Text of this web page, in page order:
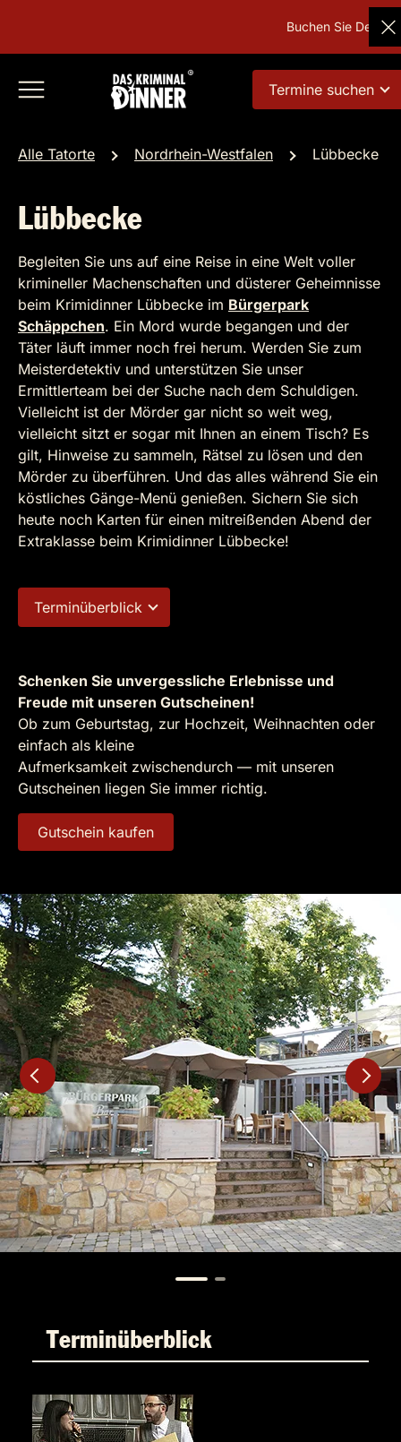
Buchen Sie
Termine suchen
Alle Tatorte Nordrhein-Westfalen Lübbecke
Lübbecke
Begleiten Sie uns auf eine Reise in eine Welt voller
krimineller Machenschaften und düsterer Geheimnisse
beim Krimidinner Lübbecke im Bürgerpark
Schäppchen. Ein Mord wurde begangen und der
Täter läuft immer noch frei herum. Werden Sie zum
Meisterdetektiv und unterstützen Sie unser
Ermittlerteam bei der Suche nach dem Schuldigen.
Vielleicht ist der Mörder gar nicht so weit weg,
vielleicht sitzt er sogar mit Ihnen an einem Tisch? Es
gilt, Hinweise zu sammeln, Rätsel zu lösen und den
Mörder zu überführen. Und das alles während Sie ein
köstliches Gänge-Menü genießen. Sichern Sie sich
heute noch Karten für einen mitreißenden Abend der
Extraklasse beim Krimidinner Lübbecke!
Terminüberblick
Schenken Sie unvergessliche Erlebnisse und
Freude mit unseren Gutscheinen!
Ob zum Geburtstag, zur Hochzeit, Weihnachten oder
einfach als kleine
Aufmerksamkeit zwischendurch — mit unseren
Gutscheinen liegen Sie immer richtig.
Gutschein kaufen
Terminüberblick